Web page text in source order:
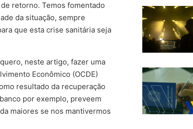
retorno. Temos fomentado
da situação, sempre
que esta crise sanitária seja
neste artigo, fazer uma
Econômico (OCDE)
resultado da recuperação
por exemplo, preveem
maiores se nos mantivermos